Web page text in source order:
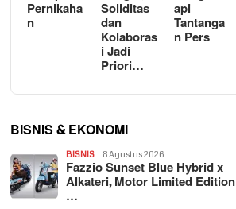
Pernikaha
n
Soliditas
dan
Kolaboras
i Jadi
Priori…
api
Tantanga
n Pers
BISNIS & EKONOMI
BISNIS 8 Agustus 2026
Fazzio Sunset Blue Hybrid x
Alkateri, Motor Limited Edition
…